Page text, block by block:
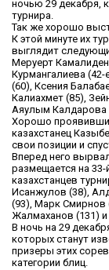
ночью 29 декабря,
турнира.
Так же хорошо
К этой минуте их
выглядит
Меруерт
Курмангалиева
(60), Ксения
Калиахмет (85),
Аяулым Калдарова
Хорошо
казахстанец
свои позиции и
Вперед него
размещается на
казахстанцев
Исанжулов (38),
(93), Марк Смирнов
Жалмаханов (131)
В ночь на 29
которых станут
призеры этих
категории блиц.